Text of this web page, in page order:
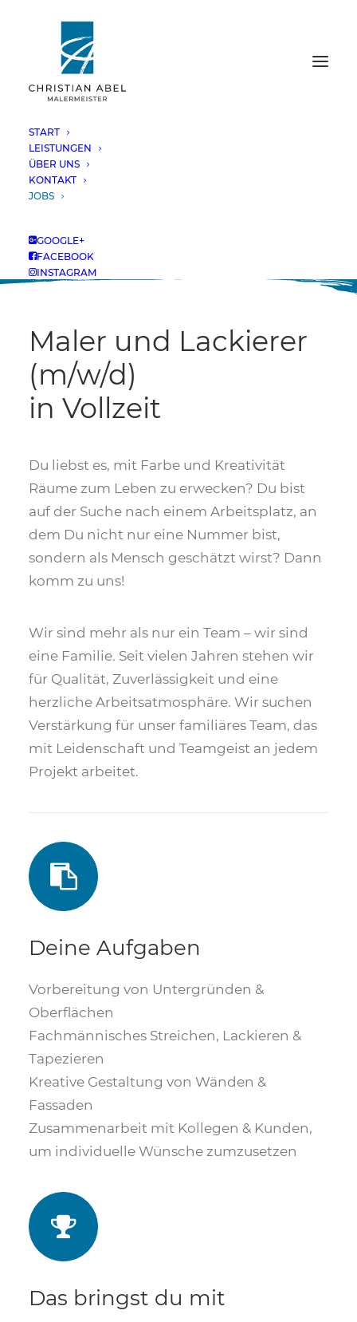
START
LEISTUNGEN
ÜBER UNS
KONTAKT
JOBS
GOOGLE+
FACEBOOK
INSTAGRAM
Verstärke unser
kreatives Team
Maler und Lackierer
(m/w/d)
in Vollzeit
Du liebst es, mit Farbe und Kreativität
Räume zum Leben zu erwecken? Du bist
auf der Suche nach einem Arbeitsplatz, an
dem Du nicht nur eine Nummer bist,
sondern als Mensch geschätzt wirst? Dann
komm zu uns!
Wir sind mehr als nur ein Team – wir sind
eine Familie. Seit vielen Jahren stehen wir
für Qualität, Zuverlässigkeit und eine
herzliche Arbeitsatmosphäre. Wir suchen
Verstärkung für unser familiäres Team, das
mit Leidenschaft und Teamgeist an jedem
Projekt arbeitet.
Deine Aufgaben
Vorbereitung von Untergründen &
Oberflächen
Fachmännisches Streichen, Lackieren &
Tapezieren
Kreative Gestaltung von Wänden &
Fassaden
Zusammenarbeit mit Kollegen & Kunden,
um individuelle Wünsche zumzusetzen
Das bringst du mit